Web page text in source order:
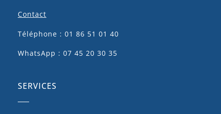
Contact
Téléphone : 01 86 51 01 40
WhatsApp : 07 45 20 30 35
SERVICES